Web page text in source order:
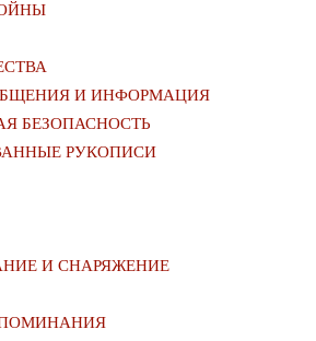
И ИНФОРМАЦИЯ
БЕЗОПАСНОСТЬ
РУКОПИСИ
И СНАРЯЖЕНИЕ